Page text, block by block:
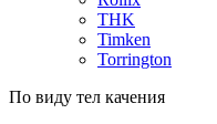
THK
Timken
Torrington
По виду тел качения